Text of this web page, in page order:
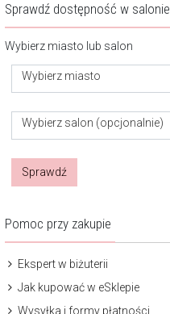
Sprawdź dostępność w salonie
Wybierz miasto lub salon
Wybierz miasto
Wybierz salon (opcjonalnie)
Sprawdź
Pomoc przy zakupie
Ekspert w biżuterii
Jak kupować w eSklepie
Wysyłka i formy płatności